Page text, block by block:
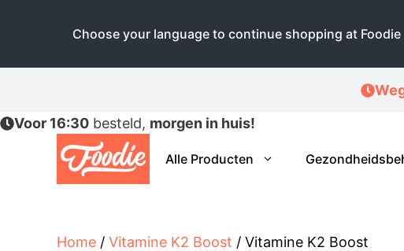
Choose your language to continue shopping at Foodie
deVoor 16:30 besteld, morgen in huis!
Alle Producten
Home / Vitamine K2 Boost / Vitamine K2 Boost